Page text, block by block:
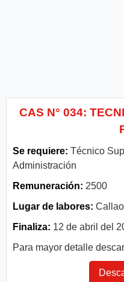
CAS N° 034:
Se requiere: Técnico
Administración
Remuneración: 2500
Lugar de labores: Callao
Finaliza: 12 de abril del
Para mayor detalle